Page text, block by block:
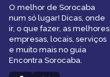
O melhor de Sorocaba
num só lugar! Dicas, onde
ir, o que fazer, as melhores
empresas, locais, serviços
e muito mais no guia
Encontra Sorocaba.